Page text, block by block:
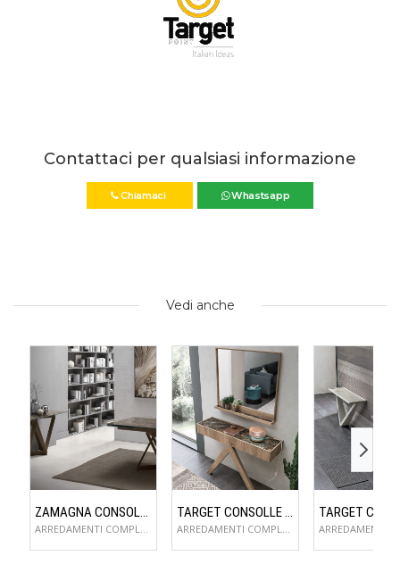
Contattaci per qualsiasi informazione
Chiamaci Whastsapp
Vedi anche
ZAMAGNA CONSOLLE FLAME
ARREDAMENTI COMPLEMENTI D'ARREDO
TARGET CONSOLLE ARROW
ARREDAMENTI COMPLEMENTI D'ARREDO